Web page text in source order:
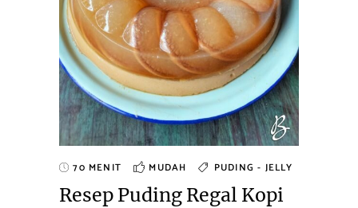
70 MENIT MUDAH PUDING - JELLY
Resep Puding Regal Kopi